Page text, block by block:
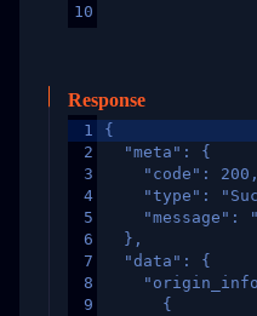
10
Response
1
2
3
4
5
6
7
8
9
{
  "meta": {
    "code": 200,
"type":
"message":
  },
  "data": {
      {